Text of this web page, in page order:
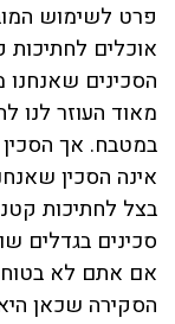
פרט לשימוש
אוכלים לחתיכות
הסכינים
מאוד העוזר לנו
במטבח. אך הסכין
אינה הסכין
בצל לחתיכות
סכינים בגדלים
אם אתם לא
הסקירה שכאן